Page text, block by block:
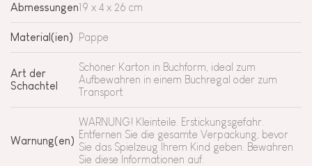
Abmessungen19 x 4 x 26 cm
Material(ien) Pappe
Art der
Schachtel
Schöner Karton in Buchform, ideal zum
Aufbewahren in einem Buchregal oder zum
Transport
Warnung(en)
WARNUNG! Kleinteile. Erstickungsgefahr.
Entfernen Sie die gesamte Verpackung, bevor
Sie das Spielzeug Ihrem Kind geben. Bewahren
Sie diese Informationen auf.